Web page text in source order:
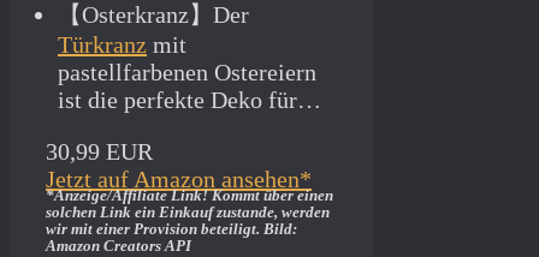
【Osterkranz】Der
Türkranz mit
pastellfarbenen Ostereiern
ist die perfekte Deko für…
30,99 EUR
Jetzt auf Amazon ansehen*
*Anzeige/Affiliate Link! Kommt über einen
solchen Link ein Einkauf zustande, werden
wir mit­ einer Provision beteiligt. Bild:
Amazon Creators API